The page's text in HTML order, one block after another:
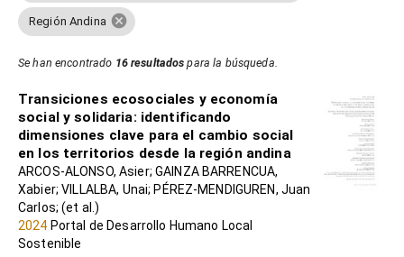
Región Andina cancel
Se han encontrado 16 resultados para la búsqueda.
Transiciones ecosociales y economía
social y solidaria: identificando
dimensiones clave para el cambio social
en los territorios desde la región andina
ARCOS-ALONSO, Asier; GAINZA BARRENCUA,
Xabier; VILLALBA, Unai; PÉREZ-MENDIGUREN, Juan
Carlos; (et al.)
2024 Portal de Desarrollo Humano Local
Sostenible